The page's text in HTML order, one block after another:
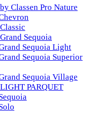
Classen Pro Nature
Sequoia
Sequoia Light
Sequoia Superior
Sequoia Village
PARQUET